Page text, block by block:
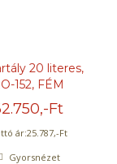
20 literes,
152, FÉM
,-Ft
ár:25.787,-Ft
Gyorsnézet